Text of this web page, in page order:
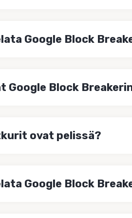
Google Block
Google Block
ovat pelissä?
Google Block